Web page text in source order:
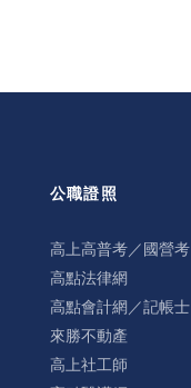
公職證照
高上高普考／國營考
高點法律網
高點會計網／記帳士
來勝不動產
高上社工師